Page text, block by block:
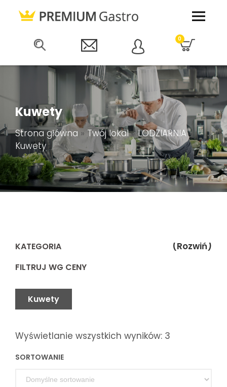
0
Kuwety
Strona główna » Twój lokal»LODZIARNIA»
Kuwety
KATEGORIA (Rozwiń)
FILTRUJ WG CENY
Kuwety
Wyświetlanie wszystkich wyników: 3
SORTOWANIE